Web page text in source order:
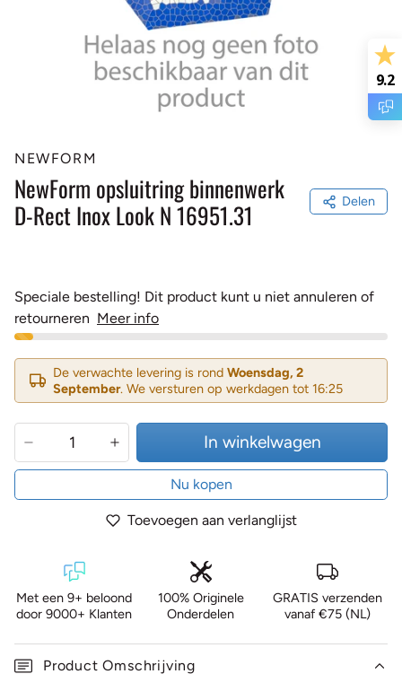
NEWFORM
NewForm opsluitring binnenwerk
D-Rect Inox Look N 16951.31
Delen
Speciale bestelling! Dit product kunt u niet annuleren of
retourneren Meer info
De verwachte levering is rond Woensdag, 2
September. We versturen op werkdagen tot 16:25
In winkelwagen
Nu kopen
Toevoegen aan verlanglijst
Met een 9+ beloond
door 9000+ Klanten
100% Originele
Onderdelen
GRATIS verzenden
vanaf €75 (NL)
Product Omschrijving
9.2